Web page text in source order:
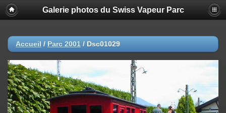
Galerie photos du Swiss Vapeur Parc
Accueil / Parc 2001 / Dsc01029